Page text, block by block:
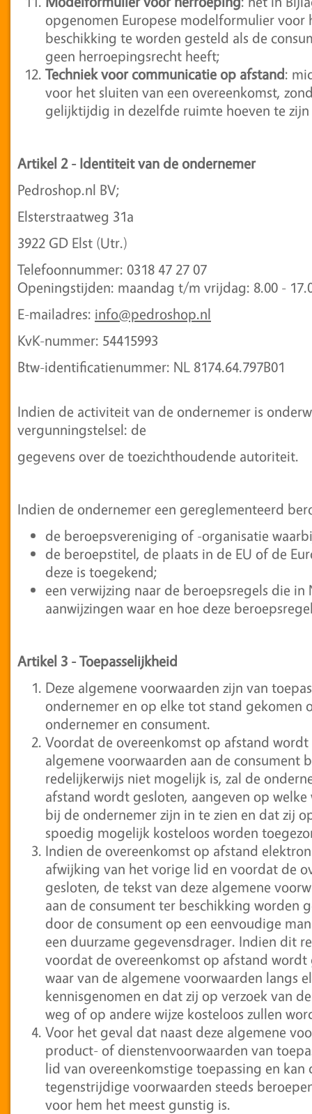
opgenomen Europese modelformulier
beschikking te worden gesteld als de
geen herroepingsrecht heeft;
Techniek voor communicatie op afstand:
voor het sluiten van een overeenkomst,
gelijktijdig in dezelfde ruimte hoeven te zijn
Artikel 2 - Identiteit van de ondernemer
Pedroshop.nl BV;
Elsterstraatweg 31a
3922 GD Elst (Utr.)
Telefoonnummer: 0318 47 27 07
Openingstijden: maandag t/m vrijdag: 8.00 -
E-mailadres: info@pedroshop.nl
KvK-nummer: 54415993
Btw-identificatienummer: NL 8174.64.797B01
Indien de activiteit van de ondernemer is
vergunningstelsel: de
gegevens over de toezichthoudende autoriteit.
Indien de ondernemer een gereglementeerd
de beroepsvereniging of -organisatie
de beroepstitel, de plaats in de EU of de
deze is toegekend;
een verwijzing naar de beroepsregels die
aanwijzingen waar en hoe deze
Artikel 3 -Toepasselijkheid
Deze algemene voorwaarden zijn van
ondernemer en op elke tot stand gekomen
ondernemer en consument.
Voordat de overeenkomst op afstand
algemene voorwaarden aan de consument
redelijkerwijs niet mogelijk is, zal de
afstand wordt gesloten, aangeven op
bij de ondernemer zijn in te zien en dat zij
spoedig mogelijk kosteloos worden
Indien de overeenkomst op afstand
afwijking van het vorige lid en voordat de
gesloten, de tekst van deze algemene
aan de consument ter beschikking worden
door de consument op een eenvoudige
een duurzame gegevensdrager. Indien dit
voordat de overeenkomst op afstand
waar van de algemene voorwaarden langs
kennisgenomen en dat zij op verzoek van
weg of op andere wijze kosteloos zullen
Voor het geval dat naast deze algemene
product- of dienstenvoorwaarden van
lid van overeenkomstige toepassing en kan
tegenstrijdige voorwaarden steeds
voor hem het meest gunstig is.